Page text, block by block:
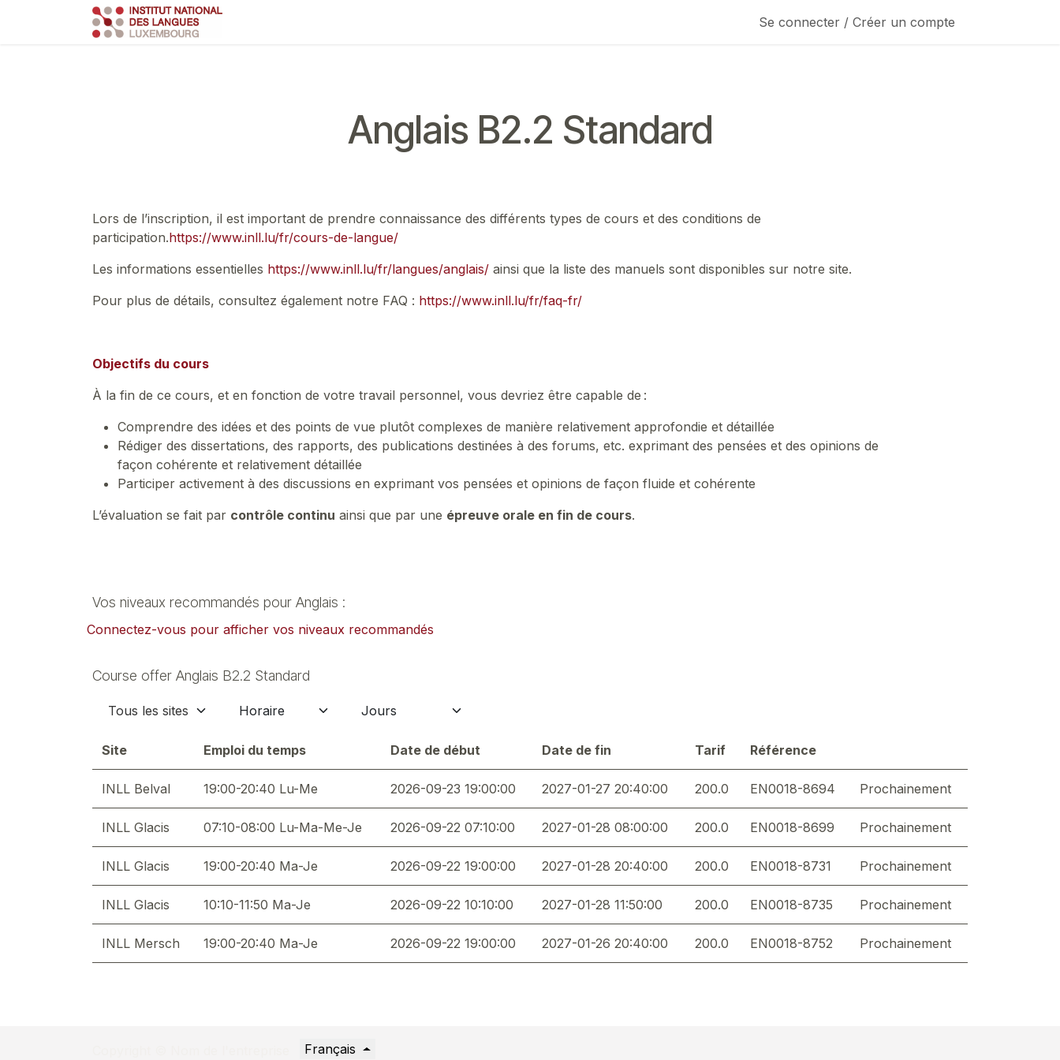
Se rendre au contenu
Se connecter / Créer un compte
Anglais B2.2 Standard
Lors de l’inscription, il est important de prendre connaissance des différents types de cours et des conditions de
participation.https://www.inll.lu/fr/cours-de-langue/
Les informations essentielles https://www.inll.lu/fr/langues/anglais/ ainsi que la liste des manuels sont disponibles sur notre site.
Pour plus de détails, consultez également notre FAQ : https://www.inll.lu/fr/faq-fr/
Objectifs du cours
À la fin de ce cours, et en fonction de votre travail personnel, vous devriez être capable de :
Comprendre des idées et des points de vue plutôt complexes de manière relativement approfondie et détaillée
Rédiger des dissertations, des rapports, des publications destinées à des forums, etc. exprimant des pensées et des opinions de
façon cohérente et relativement détaillée
Participer activement à des discussions en exprimant vos pensées et opinions de façon fluide et cohérente
L’évaluation se fait par contrôle continu ainsi que par une épreuve orale en fin de cours.
Vos niveaux recommandés pour Anglais :
Connectez-vous pour afficher vos niveaux recommandés
Course offer Anglais B2.2 Standard
Site Emploi du temps Date de début Date de fin Tarif Référence
INLL Belval 19:00-20:40 Lu-Me 2026-09-23 19:00:00 2027-01-27 20:40:00 200.0 EN0018-8694 Prochainement
INLL Glacis 07:10-08:00 Lu-Ma-Me-Je 2026-09-22 07:10:00 2027-01-28 08:00:00 200.0 EN0018-8699 Prochainement
INLL Glacis 19:00-20:40 Ma-Je 2026-09-22 19:00:00 2027-01-28 20:40:00 200.0 EN0018-8731 Prochainement
INLL Glacis 10:10-11:50 Ma-Je 2026-09-22 10:10:00 2027-01-28 11:50:00 200.0 EN0018-8735 Prochainement
INLL Mersch 19:00-20:40 Ma-Je 2026-09-22 19:00:00 2027-01-26 20:40:00 200.0 EN0018-8752 Prochainement
Français